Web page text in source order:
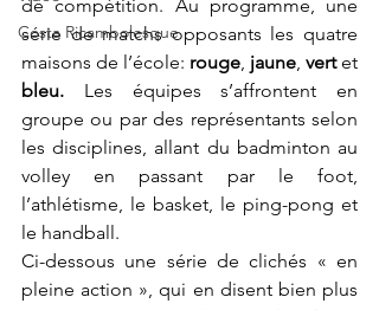
Costa Ricambolesque
de compétition. Au programme, une
série de matchs opposants les quatre
maisons de l’école: rouge jaune vert
bleu. Les équipes s’affrontent en
groupe ou par des représentants selon
les disciplines, allant du badminton au
volley en passant par le foot,
l’athlétisme, le basket, le ping-pong et
le handball.
Ci-dessous une série de clichés « en
pleine action », qui en disent bien plus